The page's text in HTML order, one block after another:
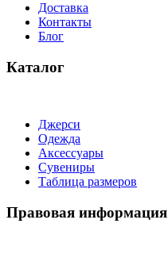
Доставка
Контакты
Блог
Каталог
Джерси
Одежда
Аксессуары
Сувениры
Таблица размеров
Правовая информация